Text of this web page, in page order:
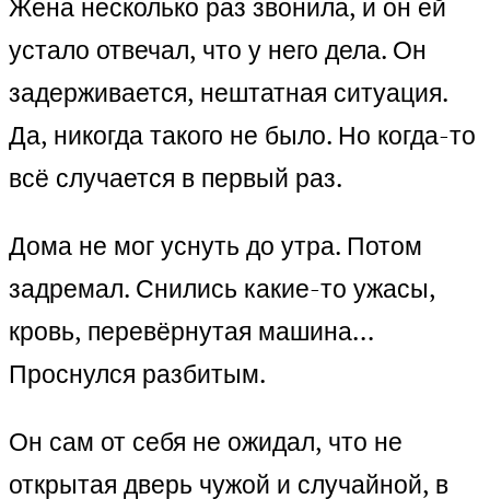
Жена несколько раз звонила, и он ей
устало отвечал, что у него дела. Он
задерживается, нештатная ситуация.
Да, никогда такого не было. Но когда-то
всё случается в первый раз.
Дома не мог уснуть до утра. Потом
задремал. Снились какие-то ужасы,
кровь, перевёрнутая машина…
Проснулся разбитым.
Он сам от себя не ожидал, что не
открытая дверь чужой и случайной, в